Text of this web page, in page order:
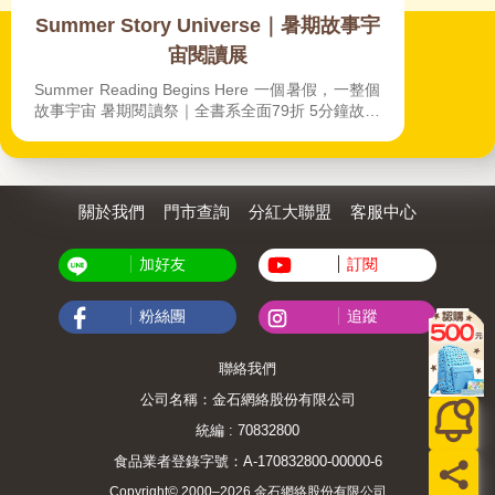
Summer Story Universe｜暑期故事宇
宙閱讀展
Summer Reading Begins Here 一個暑假，一整個
故事宇宙 暑期閱讀祭｜全書系全面79折 5分鐘故事
關於我們 門市查詢 分紅大聯盟 客服中心
加好友 訂閱
粉絲團 追蹤
聯絡我們
公司名稱：金石網絡股份有限公司
統編 : 70832800
食品業者登錄字號：A-170832800-00000-6